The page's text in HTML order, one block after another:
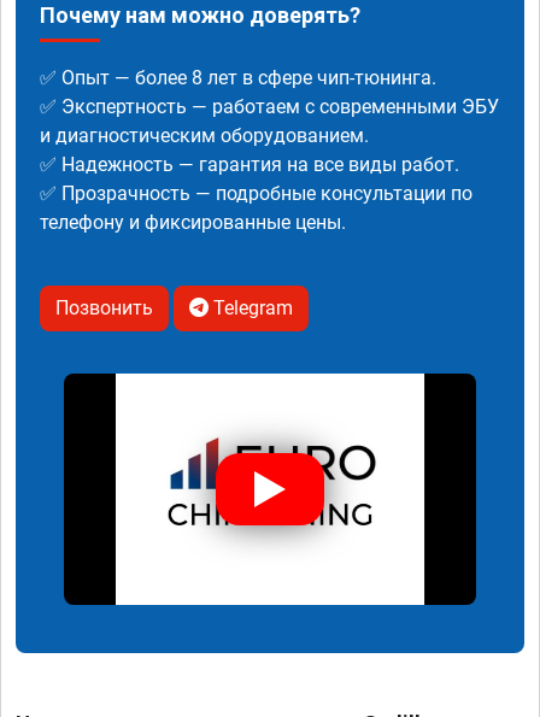
Почему нам можно доверять?
✅ Опыт — более 8 лет в сфере чип-тюнинга.
✅ Экспертность — работаем с современными ЭБУ
и диагностическим оборудованием.
✅ Надежность — гарантия на все виды работ.
✅ Прозрачность — подробные консультации по
телефону и фиксированные цены.
Позвонить Telegram